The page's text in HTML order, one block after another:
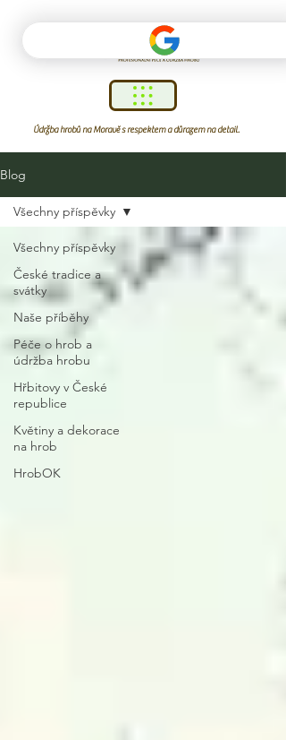
Údržba hrobů na Moravě s respektem a důrazem na detail.
Blog
Všechny příspěvky
České tradice a
svátky
Naše příběhy
Péče o hrob a
údržba hrobu
Hřbitovy v České
republice
Květiny a dekorace
na hrob
HrobOK
Všechny příspěvky